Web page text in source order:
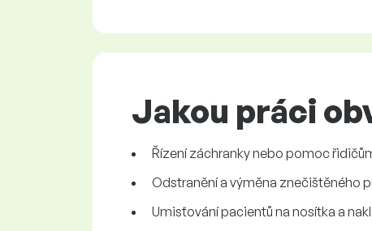
Jakou práci
Řízení záchranky nebo pomoc
Odstranění a výměna znečištěného
Umisťování pacientů na nosítka a